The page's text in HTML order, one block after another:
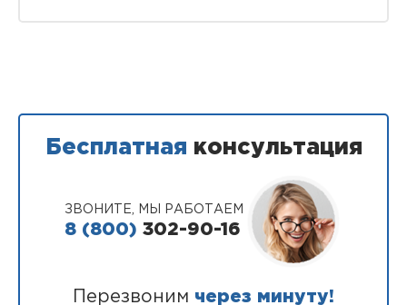
Бесплатная консультация
ЗВОНИТЕ, МЫ РАБОТАЕМ
8 (800) 302-90-16
Перезвоним через минуту!